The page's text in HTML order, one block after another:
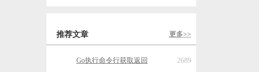
推荐文章 更多>>
Go执行命令行获取返回 2689